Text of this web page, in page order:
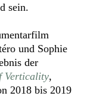
sein.
und Sophie
der
Verticality,
2018 bis 2019